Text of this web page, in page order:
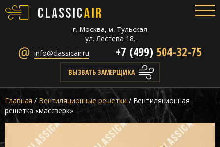
г. Москва, м. Тульская
ул. Лестева 18.
info@classicair.ru
+7 (499) 504-32-75
ВЫЗВАТЬ ЗАМЕРЩИКА
Главная / Вентиляционные решетки/ Вентиляционная
решетка «массверк»